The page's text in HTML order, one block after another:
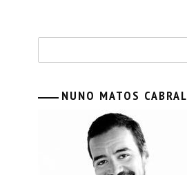
NUNO MATOS CABRAL